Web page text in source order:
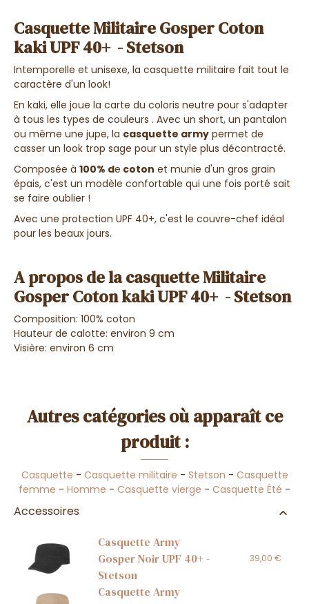
Casquette Militaire Gosper Coton
kaki UPF 40+ - Stetson
Intemporelle et unisexe, la casquette militaire fait tout le
caractère d'un look!
En kaki, elle joue la carte du coloris neutre pour s'adapter
à tous les types de couleurs . Avec un short, un pantalon
ou même une jupe, la casquette army permet de
casser un look trop sage pour un style plus décontracté.
Composée à 100% de coton et munie d'un gros grain
épais, c'est un modèle confortable qui une fois porté sait
se faire oublier !
Avec une protection UPF 40+, c'est le couvre-chef idéal
pour les beaux jours.
A propos de la casquette Militaire
Gosper Coton kaki UPF 40+ - Stetson
Composition: 100% coton
Hauteur de calotte: environ 9 cm
Visière: environ 6 cm
Autres catégories où apparaît ce
produit :
Casquette - Casquette militaire - Stetson - Casquette
femme - Homme - Casquette vierge - Casquette Été -
Accessoires
Casquette Army
Gosper Noir UPF 40+ -
Stetson
39,00 €
Casquette Army